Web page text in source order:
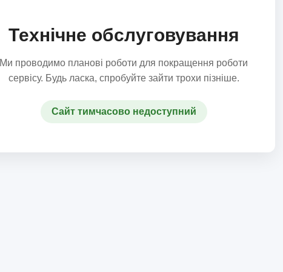
Технічне обслуговування
Ми проводимо планові роботи для покращення роботи
сервісу. Будь ласка, спробуйте зайти трохи пізніше.
Сайт тимчасово недоступний